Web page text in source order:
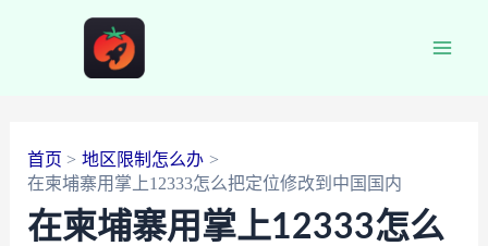
首页
地区限制怎么办
在柬埔寨用掌上12333怎么把定位修改到中国国内
在柬埔寨用掌上12333怎么